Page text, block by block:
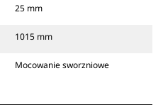
25 mm
1015 mm
Mocowanie sworzniowe